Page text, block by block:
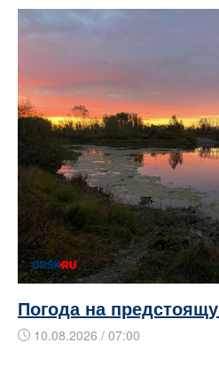
Погода на
10.08.2026 / 07:00